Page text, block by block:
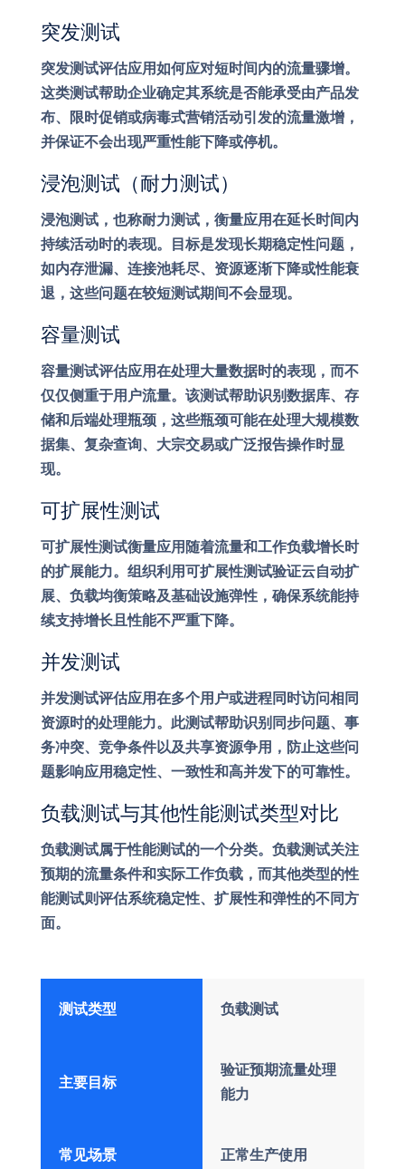
突发测试
突发测试评估应用如何应对短时间内的流量骤增。
这类测试帮助企业确定其系统是否能承受由产品发
布、限时促销或病毒式营销活动引发的流量激增，
并保证不会出现严重性能下降或停机。
浸泡测试（耐力测试）
浸泡测试，也称耐力测试，衡量应用在延长时间内
持续活动时的表现。目标是发现长期稳定性问题，
如内存泄漏、连接池耗尽、资源逐渐下降或性能衰
退，这些问题在较短测试期间不会显现。
容量测试
容量测试评估应用在处理大量数据时的表现，而不
仅仅侧重于用户流量。该测试帮助识别数据库、存
储和后端处理瓶颈，这些瓶颈可能在处理大规模数
据集、复杂查询、大宗交易或广泛报告操作时显
现。
可扩展性测试
可扩展性测试衡量应用随着流量和工作负载增长时
的扩展能力。组织利用可扩展性测试验证云自动扩
展、负载均衡策略及基础设施弹性，确保系统能持
续支持增长且性能不严重下降。
并发测试
并发测试评估应用在多个用户或进程同时访问相同
资源时的处理能力。此测试帮助识别同步问题、事
务冲突、竞争条件以及共享资源争用，防止这些问
题影响应用稳定性、一致性和高并发下的可靠性。
负载测试与其他性能测试类型对比
负载测试属于性能测试的一个分类。负载测试关注
预期的流量条件和实际工作负载，而其他类型的性
能测试则评估系统稳定性、扩展性和弹性的不同方
面。
测试类型 负载测试
主要目标
验证预期流量处理
能力
常见场景 正常生产使用